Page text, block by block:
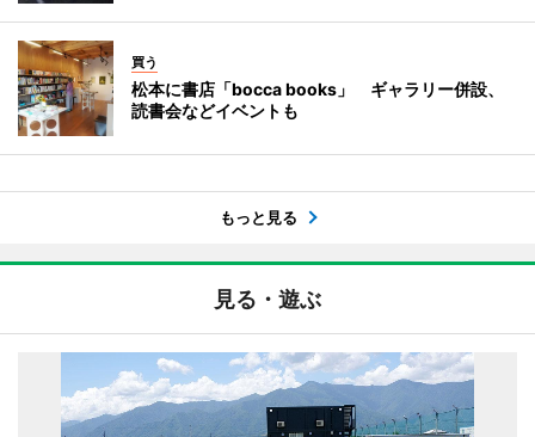
買う
松本に書店「bocca books」 ギャラリー併設、
読書会などイベントも
もっと見る
見る・遊ぶ